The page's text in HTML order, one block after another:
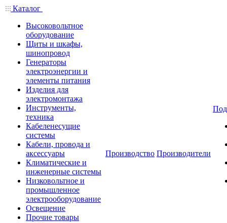
Каталог
Высоковольтное
оборудование
Щиты и шкафы,
шинопровод
Генераторы
электроэнергии и
элементы питания
Изделия для
электромонтажа
Инструменты,
техника
Кабеленесущие
системы
Кабели, провода и
аксессуары
Климатические и
инженерные системы
Низковольтное и
промышленное
электрооборудование
Освещение
Прочие товары
Производство Производители